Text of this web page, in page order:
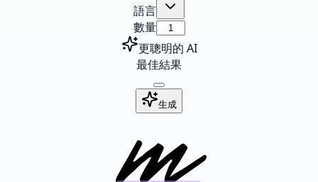
語言
數量
更聰明的 AI
最佳結果
生成